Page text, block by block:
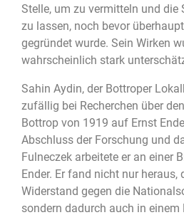
Stelle, um zu vermitteln und die
zu lassen, noch bevor
gegründet wurde. Sein Wirken
wahrscheinlich stark
Sahin Aydin, der Bottroper
zufällig bei Recherchen über
Bottrop von 1919 auf Ernst
Abschluss der Forschung und
Fulneczek arbeitete er an einer
Ender. Er fand nicht nur heraus,
Widerstand gegen die
sondern dadurch auch in